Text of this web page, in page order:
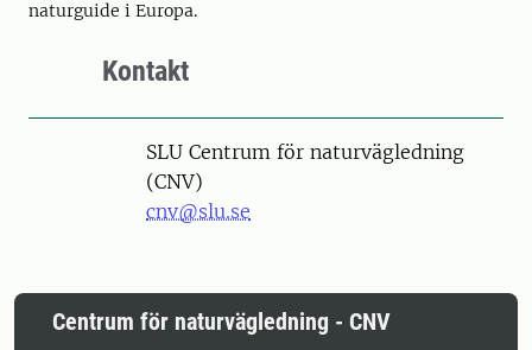
naturguide i Europa.
Kontakt
SLU Centrum för naturvägledning
(CNV)
cnv@slu.se
Centrum för naturvägledning - CNV